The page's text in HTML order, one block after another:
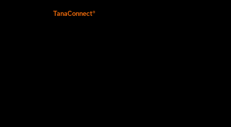
TanaConnect®